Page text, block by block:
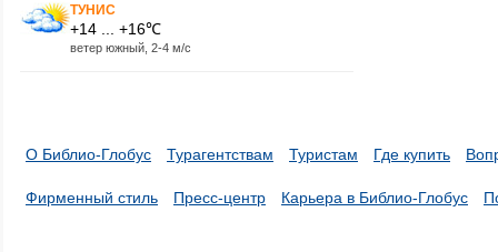
ТУНИС
+14 ... +16℃
ветер южный, 2-4 м/с
О Библио-Глобус Турагентствам Туристам Где купить
Фирменный стиль Пресс-центр Карьера в Библио-Глобус